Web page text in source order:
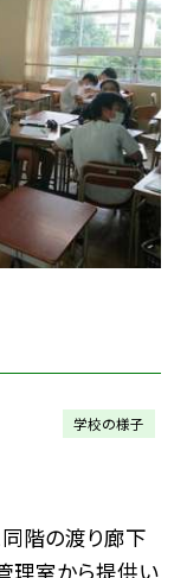
学校の様子
階の渡り廊下
理室から提供い